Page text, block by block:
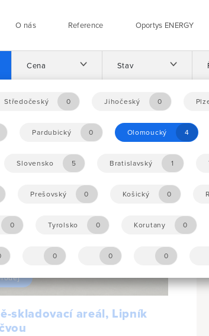
O nás Reference Oportys ENERGY
Středočeský 0 Jihočeský 0
Pardubický 0 Olomoucký 4
Slovensko 5 Bratislavský 1
Prešovský 0 Košický 0
0 Tyrolsko 0 Korutany 0
0 0 0
Cena Stav
skladovací areál, Lipník